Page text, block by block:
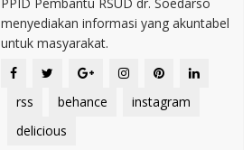
menyediakan informasi yang akuntabel
untuk masyarakat.
rss behance
instagram
delicious